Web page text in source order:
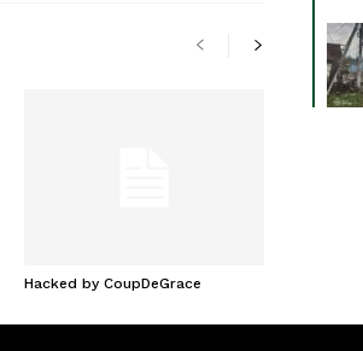
Hacked by CoupDeGrace